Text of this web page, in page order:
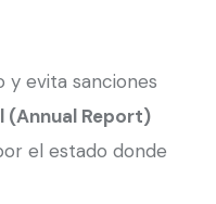
y evita sanciones
(Annual Report)
el estado donde